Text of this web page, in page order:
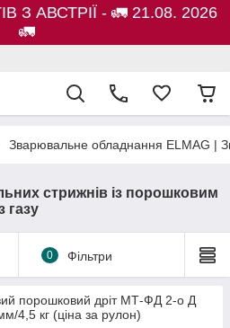
З АВСТРІЇ - 🚛 21.08. 2026
🚛
Зварювальне обладнання ELMAG |
стрижнів із порошковим
газу
0 Фільтри
порошковий дріт МТ-ФД 2-о Д
4,5 кг (ціна за рулон)